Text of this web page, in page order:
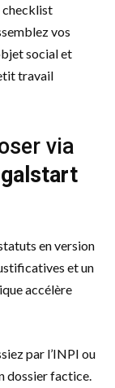
checklist
vos
social et
travail
via
en version
et un
accélère
par l’INPI ou
dossier factice.